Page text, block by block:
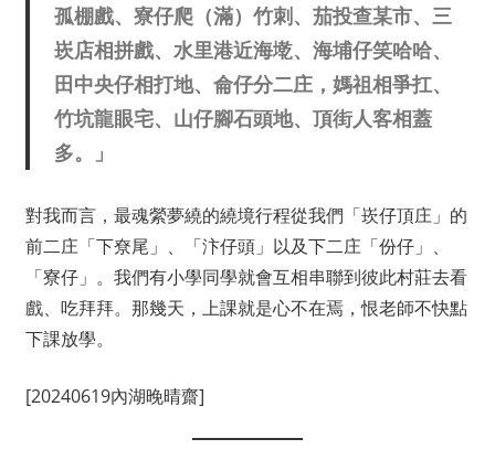
孤棚戲、寮仔爬（滿）竹刺、茄投查某市、三
崁店相拼戲、水里港近海墘、海埔仔笑哈哈、
田中央仔相打地、侖仔分二庄，媽祖相爭扛、
竹坑龍眼宅、山仔腳石頭地、頂街人客相蓋
多。」
對我而言，最魂縈夢繞的繞境行程從我們「崁仔頂庄」的
前二庄「下尞尾」、「汴仔頭」以及下二庄「份仔」、
「寮仔」。我們有小學同學就會互相串聯到彼此村莊去看
戲、吃拜拜。那幾天，上課就是心不在焉，恨老師不快點
下課放學。
[20240619內湖晚晴齋]